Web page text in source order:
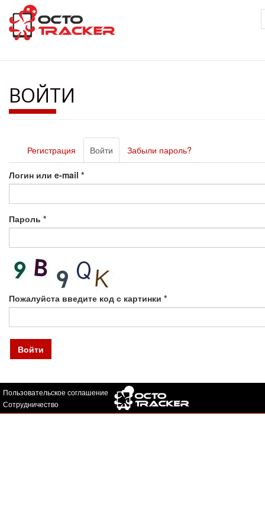
Перейти
основному
содержанию
ВОЙТИ
Главные
вкладки
Регистрация Войти (активная
вкладка)
Забыли пароль?
Логин или e-mail *
Пароль *
Пожалуйста введите код с картинки *
Войти
Пользовательское соглашение
Сотрудничество